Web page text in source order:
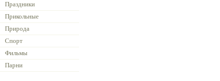
Праздники
Прикольные
Природа
Спорт
Фильмы
Парни